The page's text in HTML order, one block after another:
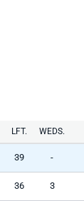
LFT. WEDS.
39 -
36 3